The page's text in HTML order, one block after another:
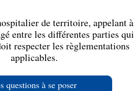
de territoire, appelant à
entre les différentes parties qui
respecter les règlementations
applicables.
questions à se poser